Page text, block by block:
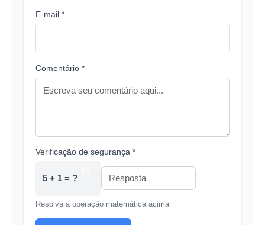
E-mail *
Comentário *
Verificação de segurança *
5 + 1 = ?
Resolva a operação matemática acima